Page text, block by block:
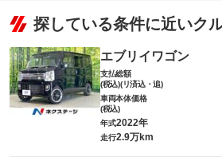
探している条件に近いク
エブリイワゴン
支払総額
(税込)(リ済込・追)
車両本体価格
(税込)
年式2022年
走行2.9万km